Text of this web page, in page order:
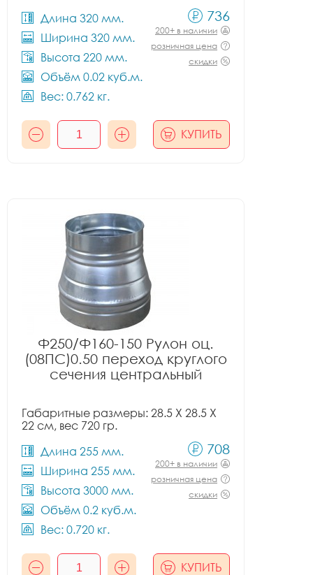
Длина 320 мм.
Ширина 320 мм.
Высота 220 мм.
Объём 0.02 куб.м.
Вес: 0.762 кг.
736
200+ в наличии
розничная цена
скидки
КУПИТЬ
Ф250/Ф160-150 Рулон оц.
(08ПС)0.50 переход круглого
сечения центральный
Габаритные размеры: 28.5 X 28.5 X
22 см, вес 720 гр.
Длина 255 мм.
Ширина 255 мм.
Высота 3000 мм.
Объём 0.2 куб.м.
Вес: 0.720 кг.
708
200+ в наличии
розничная цена
скидки
КУПИТЬ